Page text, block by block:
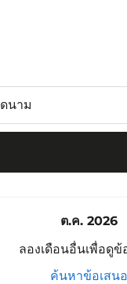
ต.ค. 2026
ลองเดือนอื่นเพื่อดูข้
ค้นหาข้อเสนอ